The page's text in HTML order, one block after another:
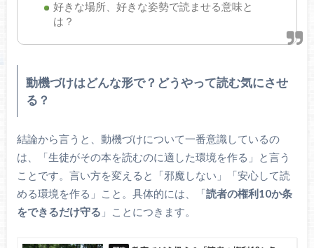
好きな場所、好きな姿勢で読ませる意味と
は？
動機づけはどんな形で？どうやって読む気にさせ
る？
結論から言うと、動機づけについて一番意識しているの
は、「生徒がその本を読むのに適した環境を作る」と言う
ことです。言い方を変えると「邪魔しない」「安心して読
める環境を作る」こと。具体的には、「読者の権利10か条
をできるだけ守る 」ことにつきます。